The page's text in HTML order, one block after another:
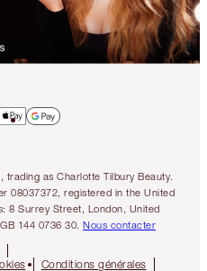
as Charlotte Tilbury Beauty.
08037372, registered in the United
8 Surrey Street, London, United
144 0736 30. Nous contacter
Conditions générales